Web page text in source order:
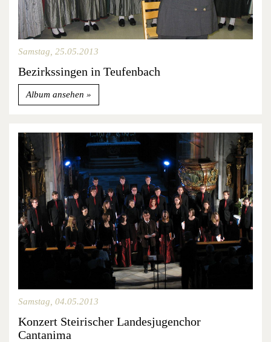
Samstag, 25.05.2013
Bezirkssingen in Teufenbach
Album ansehen
Samstag, 04.05.2013
Konzert Steirischer Landesjugenchor
Cantanima